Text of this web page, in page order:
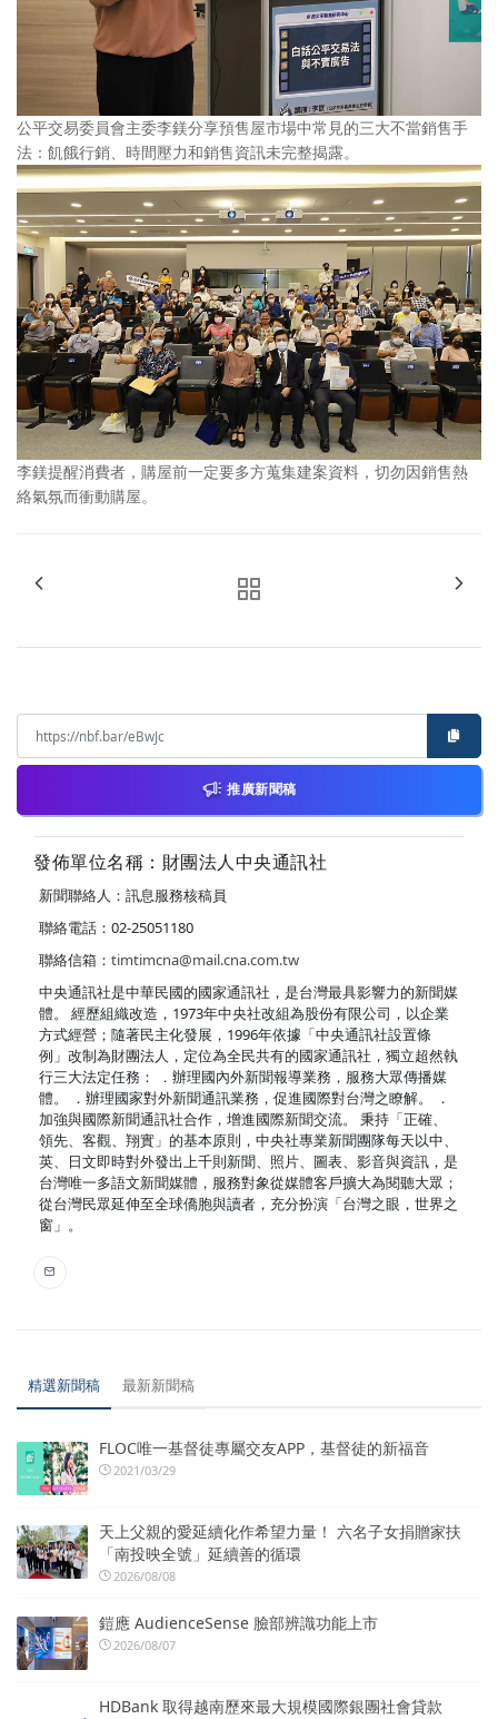
公平交易委員會主委李鎂分享預售屋市場中常見的三大不當銷售手
法：飢餓行銷、時間壓力和銷售資訊未完整揭露。
李鎂提醒消費者，購屋前一定要多方蒐集建案資料，切勿因銷售熱
絡氣氛而衝動購屋。
推廣新聞稿
發佈單位名稱：財團法人中央通訊社
新聞聯絡人：訊息服務核稿員
聯絡電話：02-25051180
聯絡信箱： timtimcna@mail.cna.com.tw
中央通訊社是中華民國的國家通訊社，是台灣最具影響力的新聞媒
體。 經歷組織改造，1973年中央社改組為股份有限公司，以企業
方式經營；隨著民主化發展，1996年依據「中央通訊社設置條
例」改制為財團法人，定位為全民共有的國家通訊社，獨立超然執
行三大法定任務： ．辦理國內外新聞報導業務，服務大眾傳播媒
體。 ．辦理國家對外新聞通訊業務，促進國際對台灣之瞭解。 ．
加強與國際新聞通訊社合作，增進國際新聞交流。 秉持「正確、
領先、客觀、翔實」的基本原則，中央社專業新聞團隊每天以中、
英、日文即時對外發出上千則新聞、照片、圖表、影音與資訊，是
台灣唯一多語文新聞媒體，服務對象從媒體客戶擴大為閱聽大眾；
從台灣民眾延伸至全球僑胞與讀者，充分扮演「台灣之眼，世界之
窗」。
精選新聞稿 最新新聞稿
FLOC唯一基督徒專屬交友APP，基督徒的新福音
2021/03/29
天上父親的愛延續化作希望力量！ 六名子女捐贈家扶
「南投映全號」延續善的循環
2026/08/08
鎧應 AudienceSense 臉部辨識功能上市
2026/08/07
HDBank 取得越南歷來最大規模國際銀團社會貸款